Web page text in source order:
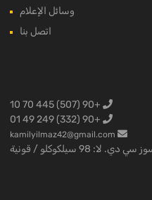
وسائل الإعلام
اتصل بنا
+90 (507) 445 70 10
+90 (332) 249 49 01
kamilyilmaz42@gmail.com